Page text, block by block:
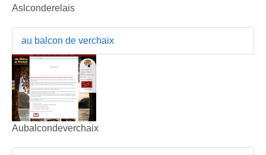
Aslconderelais
au balcon de verchaix
Aubalcondeverchaix